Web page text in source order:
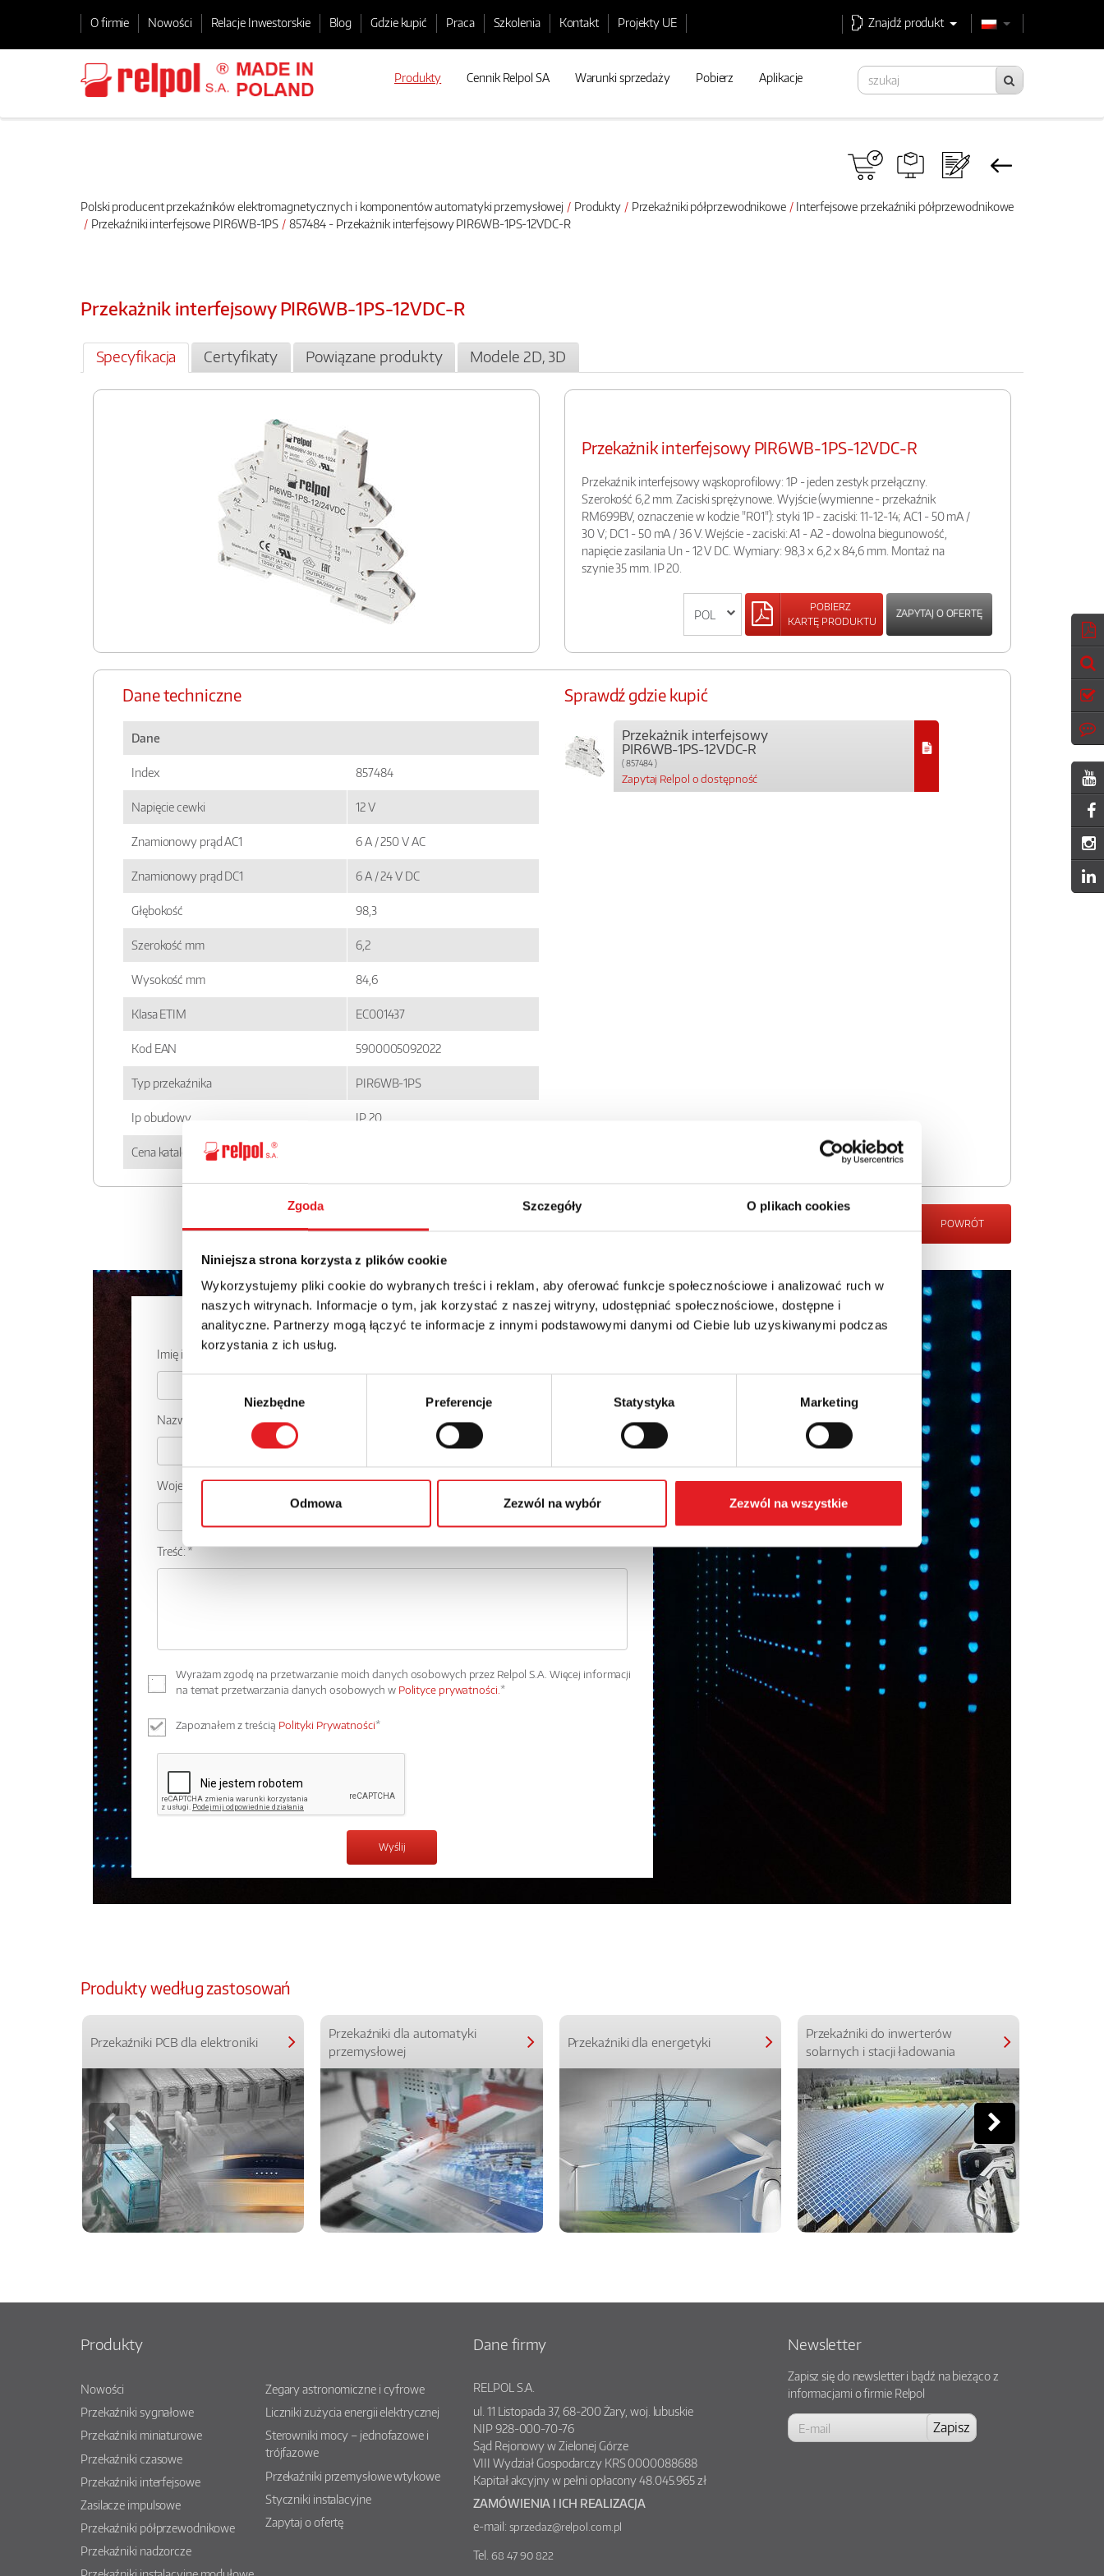
Zgoda Szczegóły O plikach cookies
Niniejsza strona korzysta z plików cookie
Wykorzystujemy pliki cookie do wybranych treści i reklam, aby oferować funkcje społecznościowe i analizować ruch w
naszych witrynach. Informacje o tym, jak korzystać z naszej witryny, udostępniać społecznościowe, dostępne i
analityczne. Partnerzy mogą łączyć te informacje z innymi podstawowymi danymi od Ciebie lub uzyskiwanymi podczas
korzystania z ich usług.
zgody
Niezbędne Preferencje Statystyka Marketing
Odmowa Zezwól na wybór Zezwól na wszystkie
O firmie Nowości Relacje Inwestorskie Blog Gdzie kupić Praca Szkolenia Kontakt Projekty UE Znajdź produkt
Produkty Cennik Relpol SA Warunki sprzedaży Pobierz Aplikacje
Polski producent przekaźników elektromagnetycznych i komponentów automatyki przemysłowej Produkty Przekaźniki półprzewodnikowe
Interfejsowe przekaźniki półprzewodnikowe
Przekaźniki interfejsowe PIR6WB-1PS
857484 - Przekażnik interfejsowy PIR6WB-1PS-12VDC-R
Przekażnik interfejsowy PIR6WB-1PS-12VDC-R
Specyfikacja Certyfikaty Powiązane produkty Modele 2D, 3D
Przekażnik interfejsowy PIR6WB-1PS-12VDC-R
Przekaźnik interfejsowy wąskoprofilowy: 1P - jeden zestyk przełączny.
Szerokość 6,2 mm. Zaciski sprężynowe. Wyjście (wymienne - przekaźnik
RM699BV, oznaczenie w kodzie "R01"): styki 1P - zaciski: 11-12-14; AC1 - 50 mA /
30 V; DC1 - 50 mA / 36 V. Wejście - zaciski: A1 - A2 - dowolna biegunowość,
napięcie zasilania Un - 12 V DC. Wymiary: 98,3 x 6,2 x 84,6 mm. Montaż na
szynie 35 mm. IP 20.
POBIERZ
KARTĘ PRODUKTU
ZAPYTAJ O OFERTĘ
Dane techniczne
Dane
Index 857484
Napięcie cewki 12 V
Znamionowy prąd AC1 6 A / 250 V AC
Znamionowy prąd DC1 6 A / 24 V DC
Głębokość 98,3
Szerokość mm 6,2
Wysokość mm 84,6
Klasa ETIM EC001437
Kod EAN 5900005092022
Typ przekaźnika PIR6WB-1PS
Ip obudowy IP 20
Cena katalogowa
Sprawdź gdzie kupić
Przekażnik interfejsowy
PIR6WB-1PS-12VDC-R
( 857484 )
Zapytaj Relpol o dostępność
POWRÓT
Zapytaj o szczegóły oferty
Imię i nazwisko: *
Nazwa firmy: Numer telefonu:
Województwo:
Treść: *
Wyrażam zgodę na przetwarzanie moich danych osobowych przez Relpol S.A. Więcej informacji
na temat przetwarzania danych osobowych w Polityce prywatności.*
Zapoznałem z treścią Polityki Prywatności*
Produkty według zastosowań
Przekaźniki PCB dla elektroniki
Przekaźniki dla automatyki
przemysłowej
Przekaźniki dla energetyki
Przekaźniki do inwerterów
solarnych i stacji ładowania
Produkty
Nowości
Przekaźniki sygnałowe
Przekaźniki miniaturowe
Przekaźniki czasowe
Przekaźniki interfejsowe
Zasilacze impulsowe
Przekaźniki półprzewodnikowe
Przekaźniki nadzorcze
Zegary astronomiczne i cyfrowe
Liczniki zużycia energii elektrycznej
Sterowniki mocy – jednofazowe i
trójfazowe
Przekaźniki przemysłowe wtykowe
Styczniki instalacyjne
Zapytaj o ofertę
Dane firmy
RELPOL S.A.
ul. 11 Listopada 37,68-200Żary, woj. lubuskie
NIP 928-000-70-76
Sąd Rejonowy w Zielonej Górze
VIII Wydział Gospodarczy KRS 0000088688
Kapitał akcyjny w pełni opłacony 48.045.965 zł
ZAMÓWIENIA I ICH REALIZACJA
e-mail: sprzedaz@relpol.com.pl
Tel. 68 47 90 822
Newsletter
Zapisz się do newsletter i bądź na bieżąco z
informacjami o firmie Relpol